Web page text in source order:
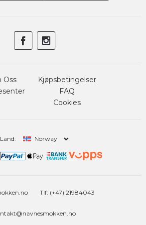
Oss
Kjøpsbetingelser
FAQ
Cookies
Land: Norway
Tlf: (+47) 21984043